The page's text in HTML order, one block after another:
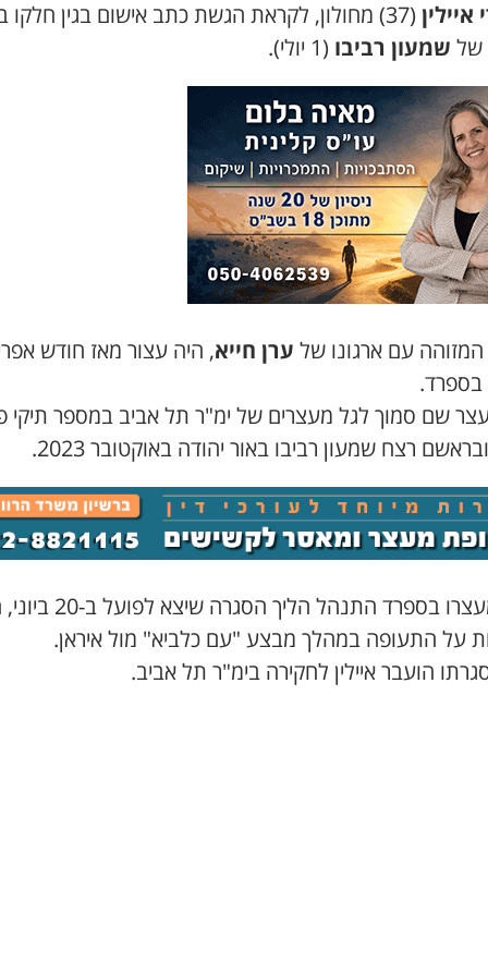
איילין
(37) מחולון, לקראת הגשת כתב אישום בגין חלקו
של שמעון רביבו (1 יולי).
המזוהה עם ארגונו של ערן חייא, היה עצור מאז חודש
שם סמוך לגל מעצרים של ימ"ר תל אביב במספר תיקי
רצח שמעון רביבו באור יהודה באוקטובר 2023.
מאז מעצרו בספרד התנהל הליך
על התעופה במהלך מבצע "עם כלביא" מול איראן.
הועבר איילין לחקירה בימ"ר תל אביב.